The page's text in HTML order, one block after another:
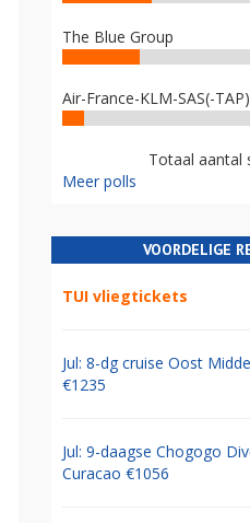
The Blue Group
Air-France-KLM-SAS(-TAP)
Totaal aantal
Meer polls
VOORDELIGE
TUI vliegtickets
Jul: 8-dg cruise Oost
€1235
Jul: 9-daagse Chogogo
Curacao €1056